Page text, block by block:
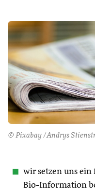
© Pixabay /Andrys
wir setzen uns ein
Bio-Information